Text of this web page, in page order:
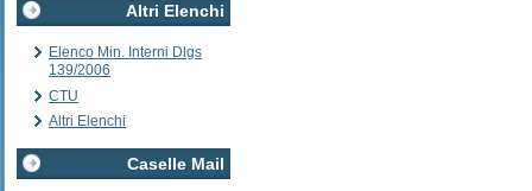
Altri Elenchi
Elenco Min. Interni Dlgs
139/2006
CTU
Altri Elenchi
Caselle Mail